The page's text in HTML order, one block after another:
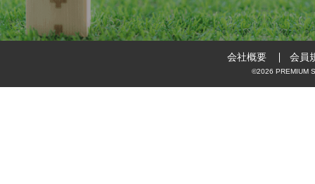
会社概要 会員
©2026 PREMIUM